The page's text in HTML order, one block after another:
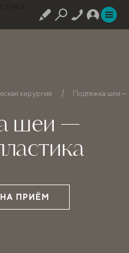
хирургия Подтяжка шеи —
шеи —
ПРИЁМ